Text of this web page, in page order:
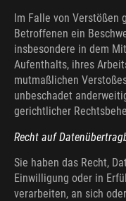
Im Falle von Verstößen
Betroffenen ein
insbesondere in dem
Aufenthalts, ihres
mutmaßlichen
unbeschadet
gerichtlicher
Recht auf
Sie haben das Recht,
Einwilligung oder in
verarbeiten, an sich